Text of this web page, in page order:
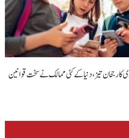
رجحان تیز، دنیا کے کئی ممالک نے سخت قوانین